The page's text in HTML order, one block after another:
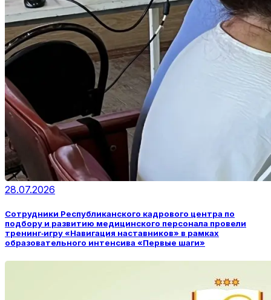
28.07.2026
Сотрудники Республиканского кадрового центра по
подбору и развитию медицинского персонала провели
тренинг‑игру «Навигация наставников» в рамках
образовательного интенсива «Первые шаги»